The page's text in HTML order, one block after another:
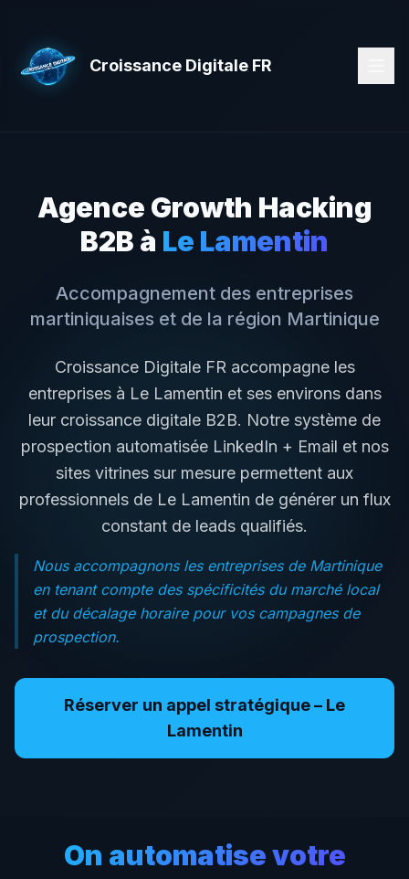
Croissance Digitale FR
Agence Growth Hacking
B2B à Le Lamentin
Accompagnement des entreprises
martiniquaises et de la région Martinique
Croissance Digitale FR accompagne les
entreprises à Le Lamentin et ses environs dans
leur croissance digitale B2B. Notre système de
prospection automatisée LinkedIn + Email et nos
sites vitrines sur mesure permettent aux
professionnels de Le Lamentin de générer un flux
constant de leads qualifiés.
Nous accompagnons les entreprises de Martinique
en tenant compte des spécificités du marché local
et du décalage horaire pour vos campagnes de
prospection.
Réserver un appel stratégique – Le
Lamentin
On automatise votre